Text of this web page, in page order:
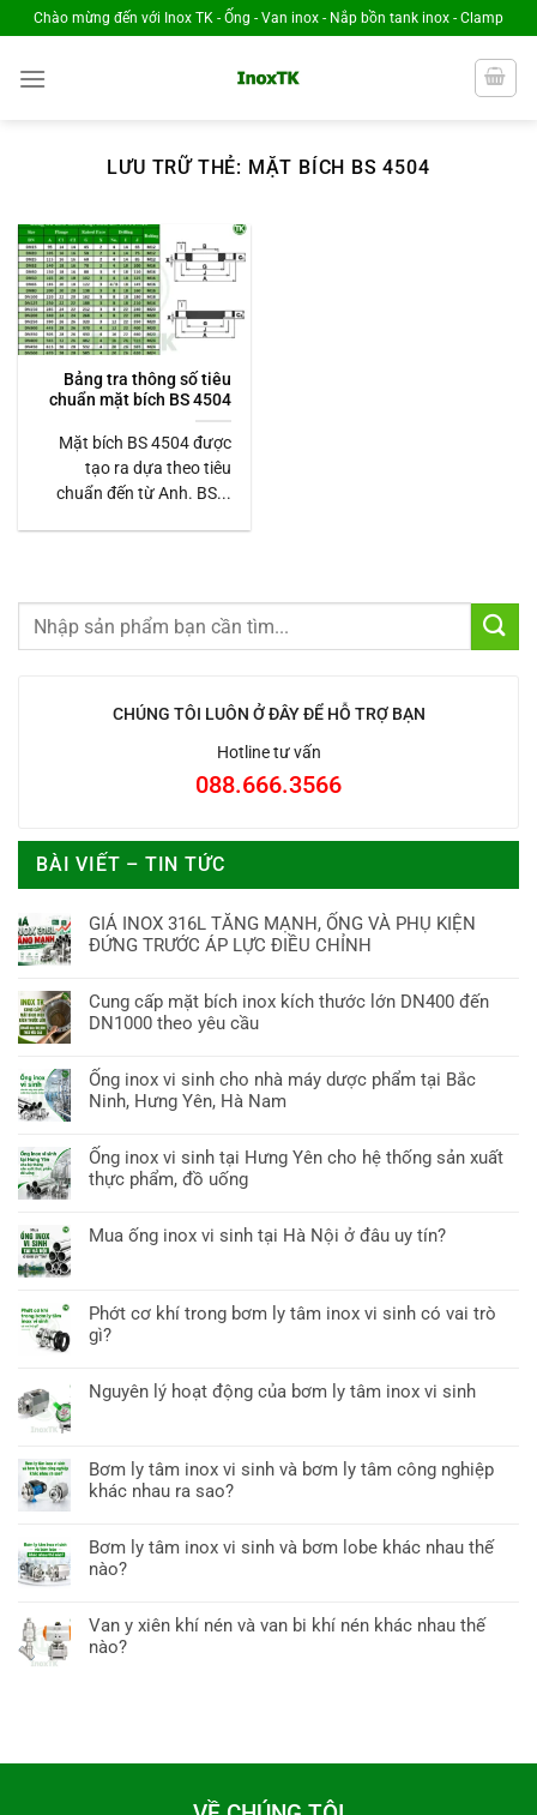
Chuyển
đến
nội
Chào mừng đến với Inox TK - Ống - Van inox - Nắp bồn tank inox - Clamp
LƯU TRỮ THẺ: MẶT BÍCH BS 4504
Bảng tra thông số tiêu
chuẩn mặt bích BS 4504
Mặt bích BS 4504 được
tạo ra dựa theo tiêu
chuẩn đến từ Anh. BS...
CHÚNG TÔI LUÔN Ở ĐÂY ĐỂ HỖ TRỢ BẠN
Hotline tư vấn
088.666.3566
BÀI VIẾT – TIN TỨC
GIÁ INOX 316L TĂNG MẠNH, ỐNG VÀ PHỤ KIỆN
ĐỨNG TRƯỚC ÁP LỰC ĐIỀU CHỈNH
Cung cấp mặt bích inox kích thước lớn DN400 đến
DN1000 theo yêu cầu
Ống inox vi sinh cho nhà máy dược phẩm tại Bắc
Ninh, Hưng Yên, Hà Nam
Ống inox vi sinh tại Hưng Yên cho hệ thống sản xuất
thực phẩm, đồ uống
Mua ống inox vi sinh tại Hà Nội ở đâu uy tín?
Phớt cơ khí trong bơm ly tâm inox vi sinh có vai trò
gì?
Nguyên lý hoạt động của bơm ly tâm inox vi sinh
Bơm ly tâm inox vi sinh và bơm ly tâm công nghiệp
khác nhau ra sao?
Bơm ly tâm inox vi sinh và bơm lobe khác nhau thế
nào?
Van y xiên khí nén và van bi khí nén khác nhau thế
nào?